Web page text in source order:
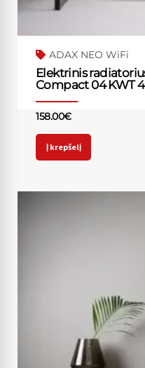
ADAX NEO WiFi
Elektrinis
Compact 04 KWT
158.00€
Į krepšelį